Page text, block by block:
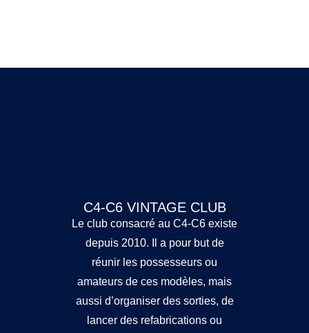
C4-C6 VINTAGE CLUB
Le club consacré au C4-C6 existe
depuis 2010. Il a pour but de
réunir les possesseurs ou
amateurs de ces modèles, mais
aussi d’organiser des sorties, de
lancer des refabrications ou